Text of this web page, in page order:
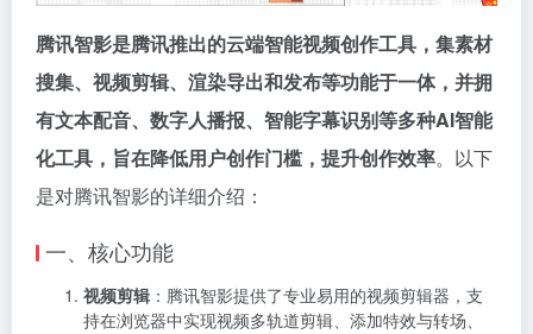
腾讯智影是腾讯推出的云端智能视频创作工具，集素材
搜集、视频剪辑、渲染导出和发布等功能于一体，并拥
有文本配音、数字人播报、智能字幕识别等多种AI智能
化工具，旨在降低用户创作门槛，提升创作效率。以下
是对腾讯智影的详细介绍：
一、核心功能
视频剪辑 ：腾讯智影提供了专业易用的视频剪辑器，支
持在浏览器中实现视频多轨道剪辑、添加特效与转场、